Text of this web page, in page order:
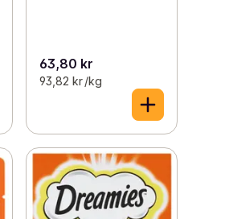
63,80 kr
93,82 kr /kg